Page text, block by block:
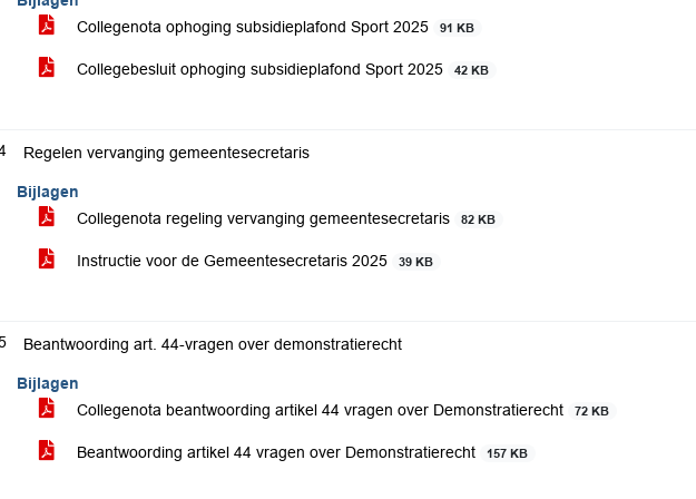
Collegenota ophoging subsidieplafond Sport 2025
91 KB
Collegebesluit ophoging subsidieplafond Sport 2025 42 KB
Regelen vervanging gemeentesecretaris
Bijlagen
Collegenota regeling vervanging gemeentesecretaris
82 KB
Instructie voor de Gemeentesecretaris 2025 39 KB
Beantwoording art. 44-vragen over demonstratierecht
Bijlagen
Collegenota beantwoording artikel 44 vragen over Demonstratierecht
72 KB
Beantwoording artikel 44 vragen over Demonstratierecht 157 KB